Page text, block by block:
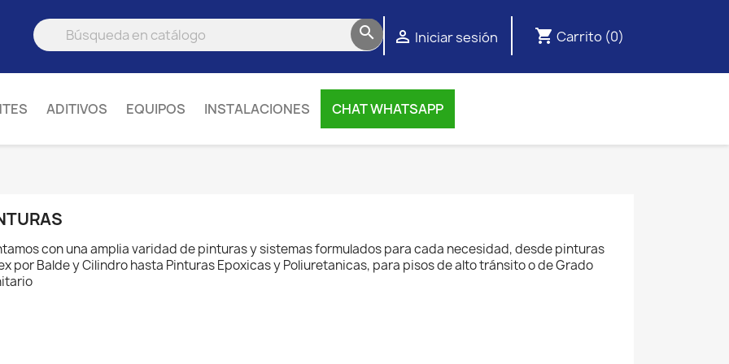
  Iniciar sesión shopping_cart Carrito (0)
ADITIVOS EQUIPOS INSTALACIONES CHAT WHATSAPP
con una amplia varidad de pinturas y sistemas formulados para cada necesidad, desde pinturas
por Balde y Cilindro hasta Pinturas Epoxicas y Poliuretanicas, para pisos de alto tránsito o de Grado